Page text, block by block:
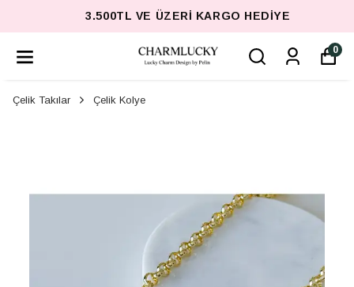
3.500TL VE ÜZERI KARGO HEDIYE
0
Çelik Takılar Çelik Kolye